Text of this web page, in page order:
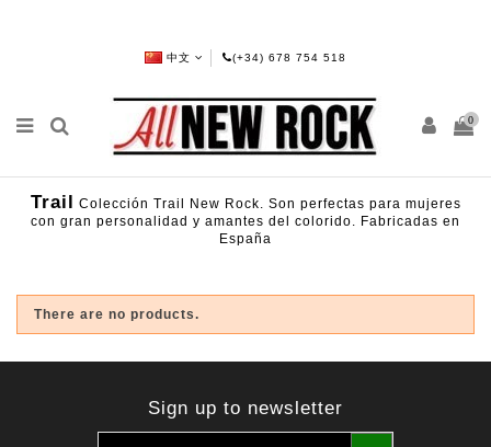
中文 (+34) 678 754 518
0
Trail Colección Trail New Rock. Son perfectas para mujeres
con gran personalidad y amantes del colorido. Fabricadas en
España
There are no products.
Sign up to newsletter